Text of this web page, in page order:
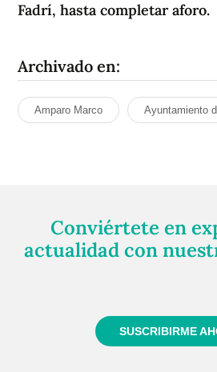
Fadrí, hasta completar aforo.
Archivado en:
Amparo Marco Ayuntamiento
Conviértete en
actualidad con
SUSCRIBIRME